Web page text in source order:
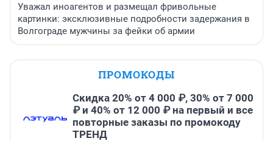
Уважал иноагентов и размещал фривольные
картинки: эксклюзивные подробности задержания в
Волгограде мужчины за фейки об армии
ПРОМОКОДЫ
Скидка 20% от 4 000 ₽, 30% от 7 000
₽ и 40% от 12 000 ₽ на первый и все
повторные заказы по промокоду
ТРЕНД